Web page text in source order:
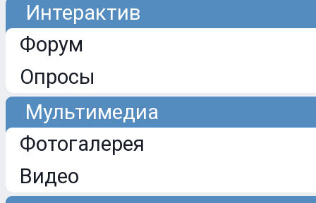
Интерактив
Форум
Опросы
Мультимедиа
Фотогалерея
Видео